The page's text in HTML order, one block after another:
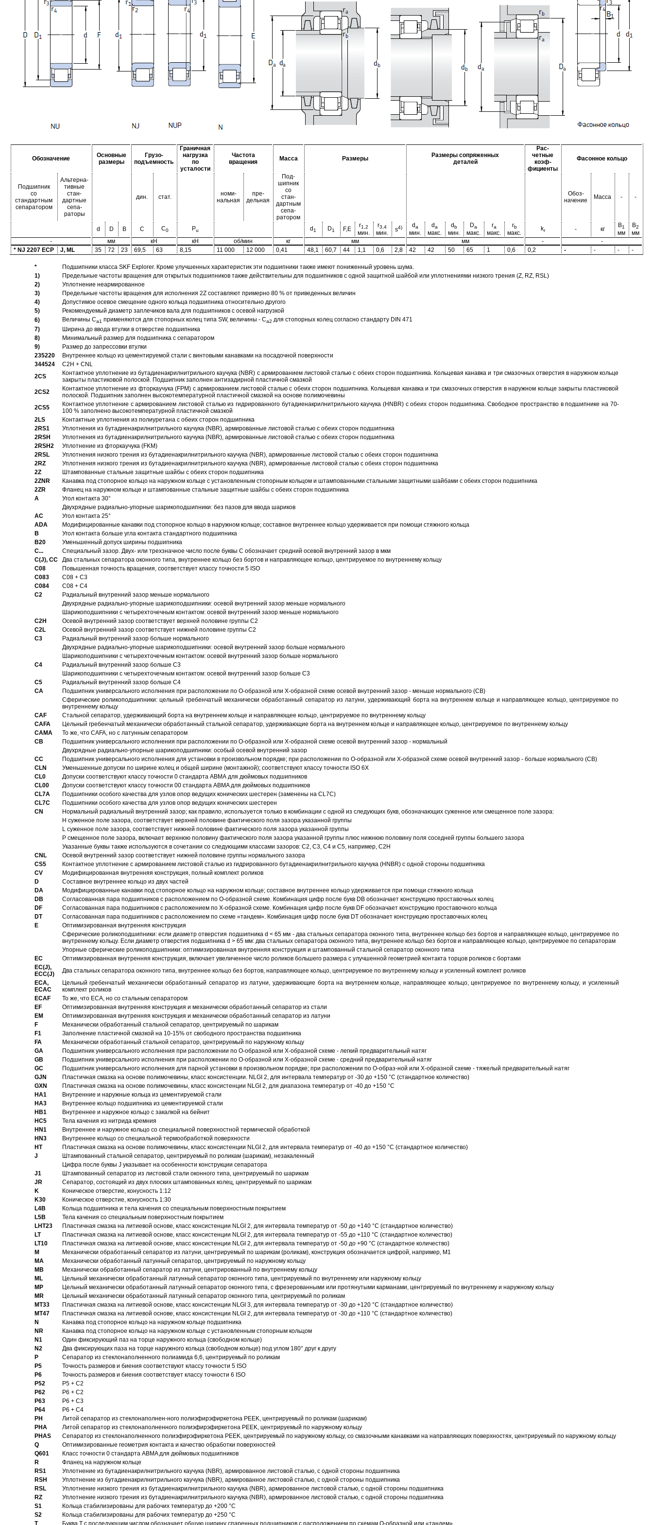
Обозначение
Основные
размеры
Грузо-
подъемность
Граничная
нагрузка
по
усталости
Частота
вращения
Масса Размеры
Размеры сопряженных
деталей
Рас-
четные
коэф-
фициенты
Фасонное кольцо
Подшипник
со
стандартным
сепаратором
Альтерна-
тивные
стан-
дартные
сепа-
раторы
дин. стат.
номи-
нальная
пре-
дельная
Под-
шипник
со
стан-
дартным
сепа-
ратором
Обоз-
начение
Масса - -
d D B C C0 Pu d1 D1 F,E
r1,2
мин.
r3,4
мин.
s4) da
мин.
da
макс.
d b
мин.
Da
макс.
ra
макс.
rb
макс.
kr - кг
B1
мм
B2
мм
-
мм кН кН об/мин кг мм мм -
-
* NJ 2207 ECP
J, ML 35 72 23 69,5 63 8,15 11 000 12 000 0,41 48,1 60,7 44 1,1 0,6 2,8 42 42 50 65 1 0,6 0,2 - - - -
*
Подшипники класса SKF Explorer. Кроме улучшенных характеристик эти подшипники также имеют пониженный уровень шума.
1)
Предельные частоты вращения для открытых подшипников также действительны для подшипников с одной защитной шайбой или уплотнениями низкого трения (Z, RZ, RSL)
2)
Уплотнение неармированное
3)
Предельные частоты вращения для исполнения 2Z составляют примерно 80 % от приведенных величин
4)
Допустимое осевое смещение одного кольца подшипника относительно другого
5)
Рекомендуемый диаметр заплечиков вала для подшипников с осевой нагрузкой
6)
Величины Ca1 применяются для стопорных колец типа SW, величины - Ca2 для стопорных колец согласно стандарту DIN 471
7)
Ширина до ввода втулки в отверстие подшипника
8)
Минимальный размер для подшипника с сепаратором
9)
Размер до запрессовки втулки
235220
Внутреннее кольцо из цементируемой стали с винтовыми канавками на посадочной поверхности
344524
C2H + CNL
2CS
Контактное уплотнение из бутадиенакрилнитрильного каучука (NBR) с армированием листовой сталью с обеих сторон подшипника. Кольцевая канавка и три смазочных отверстия в наружном кольце
закрыты пластиковой полоской. Подшипник заполнен антизадирной пластичной смазкой
2CS2
Контактное уплотнение из фторкаучука (FPM) с армированием листовой сталью с обеих сторон подшипника. Кольцевая канавка и три смазочных отверстия в наружном кольце закрыты пластиковой
полоской. Подшипник заполнен высокотемпературной пластичной смазкой на основе полимочевины
2CS5
Контактное уплотнение с армированием листовой сталью из гидрированного бутадиенакрилнитрильного каучука (HNBR) с обеих сторон подшипника. Свободное пространство в подшипнике на 70-
100 % заполнено высокотемпературной пластичной смазкой
2LS
Контактные уплотнения из полиуретана с обеих сторон подшипника
2RS1
Уплотнения из бутадиенакрилнитрильного каучука (NBR), армированные листовой сталью с обеих сторон подшипника
2RSH
Уплотнения из бутадиенакрилнитрильного каучука (NBR), армированные листовой сталью с обеих сторон подшипника
2RSH2
Уплотнение из фторкаучука (FKM)
2RSL
Уплотнения низкого трения из бутадиенакрилнитрильного каучука (NBR), армированные листовой сталью с обеих сторон подшипника
2RZ
Уплотнения низкого трения из бутадиенакрилнитрильного каучука (NBR), армированные листовой сталью с обеих сторон подшипника
2Z
Штампованные стальные защитные шайбы с обеих сторон подшипника
2ZNR
Канавка под стопорное кольцо на наружном кольце с установленным стопорным кольцом и штампованными стальными защитными шайбами с обеих сторон подшипника
2ZR
Фланец на наружном кольце и штампованные стальные защитные шайбы с обеих сторон подшипника
A
Угол контакта 30°
Двухрядные радиально-упорные шарикоподшипники: без пазов для ввода шариков
AC
Угол контакта 25°
ADA
Модифицированные канавки под стопорное кольцо в наружном кольце; составное внутреннее кольцо удерживается при помощи стяжного кольца
B
Угол контакта больше угла контакта стандартного подшипника
B20
Уменьшенный допуск ширины подшипника
C...
Специальный зазор. Двух- или трехзначное число после буквы С обозначает средний осевой внутренний зазор в мкм
C(J), CC
Два стальных сепаратора оконного типа, внутреннее кольцо без бортов и направляющее кольцо, центрируемое по внутреннему кольцу
C08
Повышенная точность вращения, соответствует классу точности 5 ISO
C083
C08 + C3
C084
C08 + C4
C2
Pадиальный внутренний зазор меньше нормального
Двухрядные радиально-упорные шарикоподшипники: осевой внутренний зазор меньше нормального
Шарикоподшипники с четырехточечным контактом: осевой внутренний зазор меньше нормального
C2H
Осевой внутренний зазор соответствует верхней половине группы C2
C2L
Осевой внутренний зазор соответствует нижней половине группы C2
C3
Pадиальный внутренний зазор больше нормального
Двухрядные радиально-упорные шарикоподшипники: осевой внутренний зазор больше нормального
Шарикоподшипники с четырехточечным контактом: осевой внутренний зазор больше нормального
C4
Pадиальный внутренний зазор больше C3
Шарикоподшипники с четырехточечным контактом: осевой внутренний зазор больше C3
C5
Pадиальный внутренний зазор больше C4
CA
Подшипник универсального исполнения при расположении по О-образной или Х-образной схеме осевой внутренний зазор - меньше нормального (CB)
Сферические роликоподшипники: цельный гребенчатый механически обработанный сепаратор из латуни, удерживающий борта на внутреннем кольце и направляющее кольцо, центрируемое по
внутреннему кольцу
CAF
Стальной сепаратор, удерживающий борта на внутреннем кольце и направляющее кольцо, центрируемое по внутреннему кольцу
CAFA
Цельный гребенчатый механически обработанный стальной сепаратор, удерживающие борта на внутреннем кольце и направляющее кольцо, центрируемое по внутреннему кольцу
CAMA
То же, что CAFA, но с латунным сепаратором
CB
Подшипник универсального исполнения при расположении по О-образной или Х-образной схеме осевой внутренний зазор - нормальный
Двухрядные радиально-упорные шарикоподшипники: особый осевой внутренний зазор
CC
Подшипник универсального исполнения для установки в произвольном порядке; при расположении по О-образной или Х-образной схеме осевой внутренний зазор - больше нормального (CB)
CLN
Уменьшенные допуски по ширине колец и общей ширине (монтажной); соответствуют классу точности ISO 6X
CL0
Допуски соответствуют классу точности 0 стандарта АВМА для дюймовых подшипников
CL00
Допуски соответствуют классу точности 00 стандарта ABMA для дюймовых подшипников
CL7A
Подшипники особого качества для узлов опор ведущих конических шестерен (заменены на CL7C)
CL7C
Подшипники особого качества для узлов опор ведущих конических шестерен
CN
Hормальный радиальный внутренний зазор; как правило, используется только в комбинации с одной из следующих букв, обозначающих суженное или смещенное поле зазора:
H суженное поле зазора, соответствует верхней половине фактического поля зазора указанной группы
L суженное поле зазора, соответствует нижней половине фактического поля зазора указанной группы
P смещенное поле зазора, включает верхнюю половину фактического поля зазора указанной группы плюс нижнюю половину поля соседней группы большего зазора
Указанные буквы также используются в сочетании со следующими классами зазоров: С2, C3, С4 и С5, например, С2Н
CNL
Осевой внутренний зазор соответствует нижней половине группы нормального зазора
CS5
Контактное уплотнение с армированием листовой сталью из гидрированного бутадиенакрилнитрильного каучука (HNBR) с одной стороны подшипника
CV
Модифицированная внутренняя конструкция, полный комплект роликов
D
Составное внутреннее кольцо из двух частей
DA
Модифицированные канавки под стопорное кольцо на наружном кольце; составное внутреннее кольцо удерживается при помощи стяжного кольца
DB
Согласованная пара подшипников с расположением по О-образной схеме. Комбинация цифр после букв DB обозначает конструкцию проставочных колец
DF
Согласованная пара подшипников с расположением по Х-образной схеме. Комбинация цифр после букв DF обозначает конструкцию проставочного кольца
DT
Согласованная пара подшипников с расположением по схеме «тандем». Комбинация цифр после букв DT обозначает конструкцию проставочных колец
E
Оптимизированная внутренняя конструкция
Сферические роликоподшипники: если диаметр отверстия подшипника d < 65 мм - два стальных сепаратора оконного типа, внутреннее кольцо без бортов и направляющее кольцо, центрируемое по
внутреннему кольцу. Если диаметр отверстия подшипника d > 65 мм: два стальных сепаратора оконного типа, внутреннее кольцо без бортов и направляющее кольцо, центрируемое по сепараторам
Упорные сферические роликоподшипники: оптимизированная внутренняя конструкция и штампованный стальной сепаратор оконного типа
EC
Oптимизированная внутренняя конструкция, включает увеличенное число роликов большего размера с улучшенной геометрией контакта торцов роликов с бортами
EC(J),
ECC(J)
Два стальных сепаратора оконного типа, внутреннее кольцо без бортов, направляющее кольцо, центрируемое по внутреннему кольцу и усиленный комплект роликов
ECA,
ECAC
Цельный гребенчатый механически обработанный сепаратор из латуни, удерживающие борта на внутреннем кольце, направляющее кольцо, центрируемое по внутреннему кольцу, и усиленный
комплект роликов
ECAF
То же, что ECA, но со стальным сепаратором
EF
Оптимизированная внутренняя конструкция и механически обработанный сепаратор из стали
EM
Оптимизированная внутренняя конструкция и механически обработанный сепаратор из латуни
F
Механически обработанный стальной сепаратор, центрируемый по шарикам
F1
Заполнение пластичной смазкой на 10-15% от свободного пространства подшипника
FA
Механически обработанный стальной сепаратор, центрируемый по наружному кольцу
GA
Подшипник универсального исполнения при расположении по О-образной или Х-образной схеме - легкий предварительный натяг
GB
Подшипник универсального исполнения при расположении по О-образной или Х-образной схеме - средний предварительный натяг
GC
Подшипник универсального исполнения для парной установки в произвольном порядке; при расположении по О-образ-ной или Х-образной схеме - тяжелый предварительный натяг
GJN
Пластичная смазка на основе полимочевины, класс консистенции. NLGI 2, для интервала температур от -30 до +150 °C (стандартное количество)
GXN
Пластичная смазка на основе полимочевины, класс консистенции NLGI 2, для диапазона температур от -40 до +150 °C
HA1
Внутренние и наружные кольца из цементируемой стали
HA3
Bнутреннее кольцо подшипника из цементируемой стали
HB1
Bнутреннее и наружное кольцо с закалкой на бейнит
HC5
Тела качения из нитрида кремния
HN1
Bнутреннее и наружное кольцо со специальной поверхностной термической обработкой
HN3
Внутреннее кольцо со специальной термообработкой поверхности
HT
Пластичная смазка на основе полимочевины, класс консистенции NLGI 2, для интервала температур от -40 до +150 °C (стандартное количество)
J
Штампованный стальной сепаратор, центрируемый по роликам (шарикам), незакаленный
Цифра после буквы J указывает на особенности конструкции сепаратора
J1
Штампованный сепаратор из листовой стали оконного типа, центрируемый по шарикам
JR
Сепаратор, состоящий из двух плоских штампованных колец, центрируемый по шарикам
K
Коническое отверстие, конусность 1:12
K30
Коническое отверстие, конусность 1:30
L4B
Кольца подшипника и тела качения со специальным поверхностным покрытием
L5B
Тела качения со специальным поверхностным покрытием
LHT23
Пластичная смазка на литиевой основе, класс консистенции NLGI 2, для интервала температур от -50 до +140 °C (стандартное количество)
LT
Пластичная смазка на литиевой основе, класс консистенции NLGI 2, для интервала температур от -55 до +110 °C (стандартное количество)
LT10
Пластичная смазка на литиевой основе, класс консистенции NLGI 2, для интервала температур от -50 до +90 °C (стандартное количество)
M
Механически обработанный сепаратор из латуни, центрируемый по шарикам (роликам), конструкция обозначается цифрой, например, M1
MA
Механически обработанный латунный сепаратор, центрируемый по наружному кольцу
MB
Механически обработанный сепаратор из латуни, центрированный по внутреннему кольцу
ML
Цельный механически обработанный латунный сепаратор оконного типа, центрируемый по внутреннему или наружному кольцу
MP
Цельный механически обработанный латунный сепаратор оконного типа, с фрезерованными или протянутыми карманами, центрируемый по внутреннему и наружному кольцу
MR
Цельный механически обработанный латунный сепаратор оконного типа, центрируемый по роликам
MT33
Пластичная смазка на литиевой основе, класс консистенции NLGI 3, для интервала температур от -30 до +120 °C (стандартное количество)
MT47
Пластичная смазка на литиевой основе, класс консистенции NLGI 2, для интервала температур от -30 до +110 °C (стандартное количество)
N
Канавка под стопорное кольцо на наружном кольце подшипника
NR
Канавка под стопорное кольцо на наружном кольце с установленным стопорным кольцом
N1
Один фиксирующий паз на торце наружного кольца (свободном кольце)
N2
Два фиксирующих паза на торце наружного кольца (свободном кольце) под углом 180° друг к другу
P
Cепаратор из стеклонаполненного полиамида 6,6, центрируемый по роликам
P5
Точность размеров и биения соответствуют классу точности 5 ISO
P6
Точность размеров и биения соответствует классу точности 6 ISO
P52
P5 + C2
P62
P6 + C2
P63
P6 + C3
P64
P6 + C4
PH
Литой сепаратор из стеклонаполнен-ного полиэфирэфиркетона PEEK, центрируемый по роликам (шарикам)
PHA
Литой сепаратор из стеклонаполненного полиэфирэфиркетона PEEK, центрируемый по наружному кольцу
PHAS
Сепаратор из стеклонаполненного полиэфирэфиркетона PEEK, центрируемый по наружному кольцу, со смазочными канавками на направляющих поверхностях, центрируемый по наружному кольцу
Q
Оптимизированные геометрия контакта и качество обработки поверхностей
Q601
Класс точности 0 стандарта ABMA для дюймовых подшипников
R
Фланец на наружном кольце
RS1
Уплотнение из бутадиенакрилнитрильного каучука (NBR), армированное листовой сталью, с одной стороны подшипника
RSH
Уплотнение из бутадиенакрилнитрильного каучука (NBR), армированное листовой сталью, с одной стороны подшипника
RSL
Уплотнение низкого трения из бутадиенакрилнитрильного каучука (NBR), армированное листовой сталью, с одной стороны подшипника
RZ
Уплотнение низкого трения из бутадиенакрилнитрильного каучука (NBR), армированное листовой сталью, с одной стороны подшипника
S1
Кольца стабилизированы для рабочих температур до +200 °C
S2
Кольца стабилизированы для рабочих температур до +250 °C
T
Буква T с последующим числом обозначает общую ширину спаренных подшипников с расположением по схемам О-образной или «тандем»